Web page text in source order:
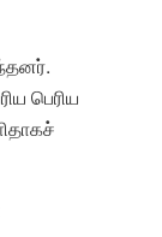
பெரிய